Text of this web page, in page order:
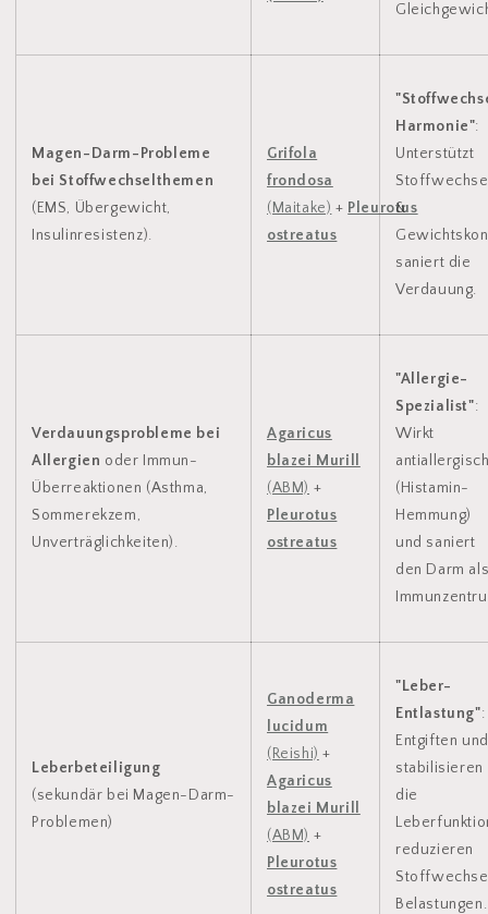
Magen-Darm-Probleme
bei Stoffwechselthemen
(EMS, Übergewicht,
Insulinresistenz).
Grifola
frondosa
(Maitake) + Pleurotus
ostreatus
Harmonie":
Unterstützt
&
saniert die
Verdauung.
Verdauungsprobleme bei
Allergien oder Immun-
Überreaktionen (Asthma,
Sommerekzem,
Unverträglichkeiten).
Agaricus
blazei Murill
(ABM) +
Pleurotus
ostreatus
"Allergie-
Spezialist":
Wirkt
(Histamin-
Hemmung)
und saniert
den Darm
Leberbeteiligung
(sekundär bei Magen-Darm-
Problemen)
Ganoderma
lucidum
(Reishi) +
Agaricus
blazei Murill
(ABM) +
Pleurotus
ostreatus
"Leber-
Entlastung":
Entgiften und
stabilisieren
die
reduzieren
Belastungen.